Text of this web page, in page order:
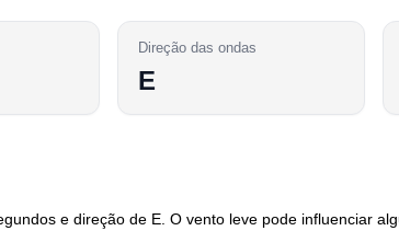
Direção das ondas
E
e direção de E. O vento leve pode influenciar